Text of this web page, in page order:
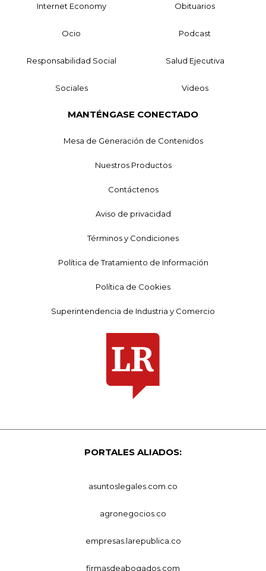
Internet Economy Obituarios
Ocio Podcast
Responsabilidad Social Salud Ejecutiva
Sociales Videos
MANTÉNGASE CONECTADO
Mesa de Generación de Contenidos
Nuestros Productos
Contáctenos
Aviso de privacidad
Términos y Condiciones
Política de Tratamiento de Información
Política de Cookies
Superintendencia de Industria y Comercio
PORTALES ALIADOS:
asuntoslegales.com.co
agronegocios.co
empresas.larepublica.co
firmasdeabogados.com